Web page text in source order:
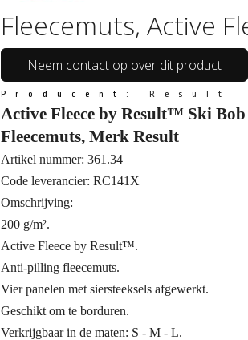
Fleecemuts, Active
Neem contact op over dit product
Producent: Result
Active Fleece by Result™ Ski
Fleecemuts, Merk Result
Artikel nummer: 361.34
Code leverancier: RC141X
Omschrijving:
200 g/m².
Active Fleece by Result™.
Anti-pilling fleecemuts.
Vier panelen met siersteeksels afgewerkt.
Geschikt om te borduren.
Verkrijgbaar in de maten: S - M - L.